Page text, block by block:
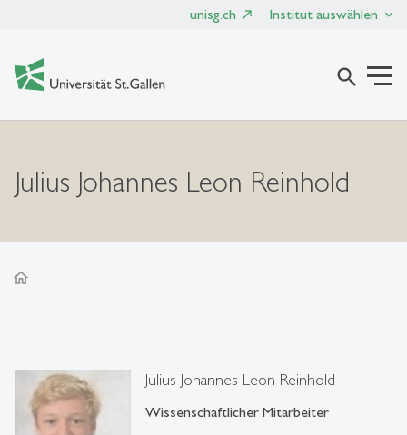
unisg.ch Institut auswählen
search
Julius Johannes Leon Reinhold
home
Julius Johannes Leon Reinhold
Wissenschaftlicher Mitarbeiter